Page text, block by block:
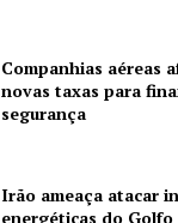
Companhias aéreas
novas taxas para
segurança
Irão ameaça atacar
energéticas do Golfo